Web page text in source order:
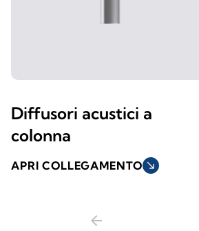
Diffusori acustici a
colonna
APRI COLLEGAMENTO south_east
arrow_back